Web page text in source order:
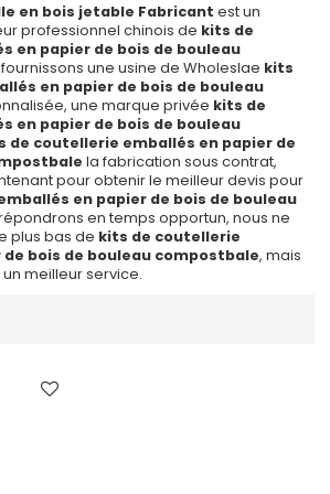
en bois jetable Fabricant est un
professionnel chinois de kits de
en papier de bois de bouleau
une usine de Wholeslae kits
en papier de bois de bouleau
une marque privée kits de
en papier de bois de bouleau
de coutellerie emballés en papier de
la fabrication sous contrat,
pour obtenir le meilleur devis pour
en papier de bois de bouleau
en temps opportun, nous ne
plus bas de kits de coutellerie
bois de bouleau compostbale, mais
meilleur service.